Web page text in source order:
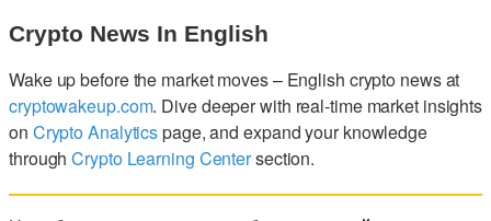
Crypto News In English
Wake up before the market moves – English crypto news at
cryptowakeup.com. Dive deeper with real-time market insights
on Crypto Analyticspage, and expand your knowledge
throughCrypto Learning Centersection.